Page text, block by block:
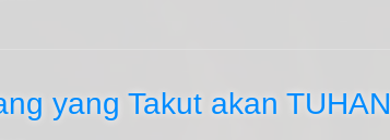
yang Takut akan TUHAN